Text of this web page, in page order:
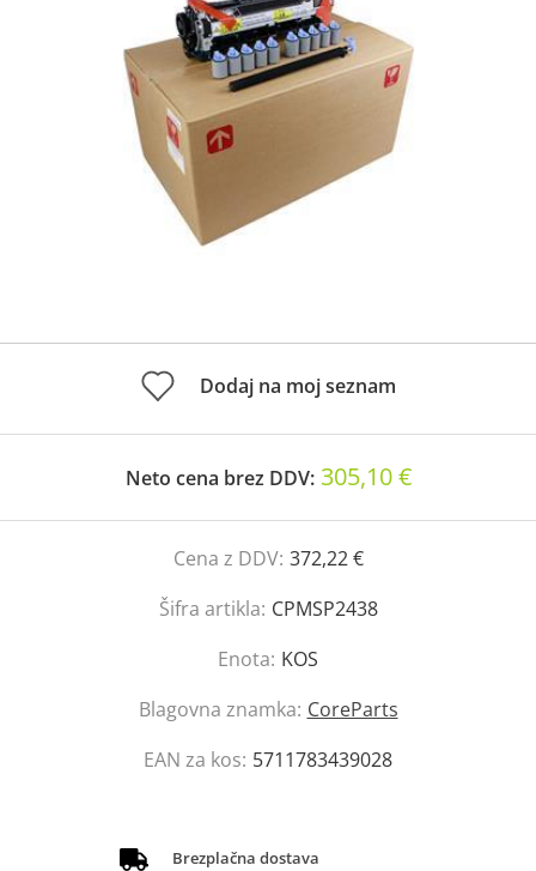
Dodaj na moj seznam
Neto cena brez DDV: 305,10 €
Cena z DDV: 372,22 €
Šifra artikla: CPMSP2438
Enota: KOS
Blagovna znamka: CoreParts
EAN za kos: 5711783439028
Brezplačna dostava